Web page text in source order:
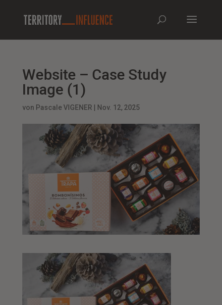
Website – Case Study
Image (1)
von Pascale VIGENER Nov. 12, 2025